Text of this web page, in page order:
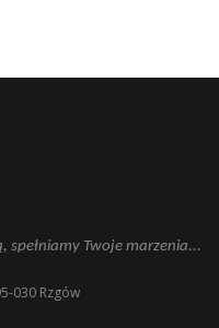
spełniamy Twoje marzenia...
030 Rzgów